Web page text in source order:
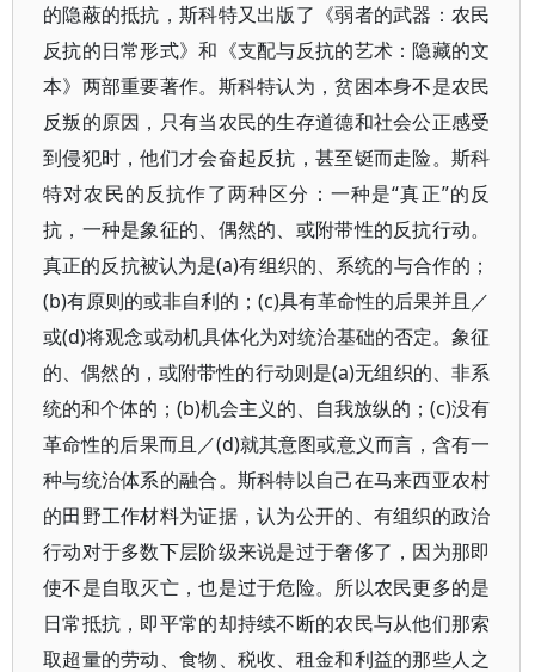
的隐蔽的抵抗，斯科特又出版了《弱者的武器：农民
反抗的日常形式》和《支配与反抗的艺术：隐藏的文
本》两部重要著作。斯科特认为，贫困本身不是农民
反叛的原因，只有当农民的生存道德和社会公正感受
到侵犯时，他们才会奋起反抗，甚至铤而走险。斯科
特对农民的反抗作了两种区分：一种是“真正”的反
抗，一种是象征的、偶然的、或附带性的反抗行动。
真正的反抗被认为是(a)有组织的、系统的与合作的；
(b)有原则的或非自利的；(c)具有革命性的后果并且／
或(d)将观念或动机具体化为对统治基础的否定。象征
的、偶然的，或附带性的行动则是(a)无组织的、非系
统的和个体的；(b)机会主义的、自我放纵的；(c)没有
革命性的后果而且／(d)就其意图或意义而言，含有一
种与统治体系的融合。斯科特以自己在马来西亚农村
的田野工作材料为证据，认为公开的、有组织的政治
行动对于多数下层阶级来说是过于奢侈了，因为那即
使不是自取灭亡，也是过于危险。所以农民更多的是
日常抵抗，即平常的却持续不断的农民与从他们那索
取超量的劳动、食物、税收、租金和利益的那些人之